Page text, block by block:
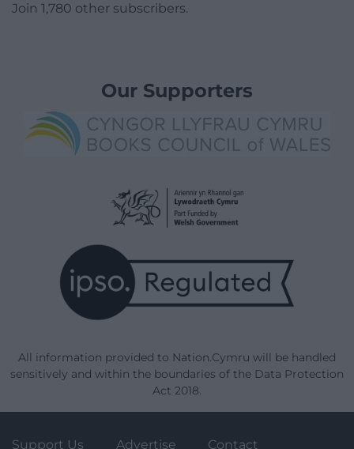
Join 1,780 other subscribers.
Our Supporters
All information provided to Nation.Cymru will be handled
sensitively and within the boundaries of the Data Protection
Act 2018.
Support Us Advertise Contact